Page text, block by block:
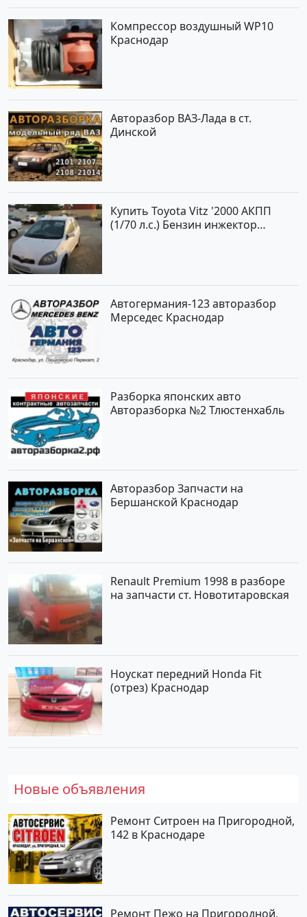
Компрессор воздушный WP10
Краснодар
Авторазбор ВАЗ-Лада в ст.
Динской
Купить Toyota Vitz '2000 АКПП
(1/70 л.с.) Бензин инжектор
Автогермания-123 авторазбор
Мерседес Краснодар
Разборка японских авто
Авторазборка №2 Тлюстенхабль
Авторазбор Запчасти на
Бершанской Краснодар
Renault Premium 1998 в разборе
на запчасти ст. Новотитаровская
Ноускат передний Honda Fit
(отрез) Краснодар
Новые объявления
Ремонт Ситроен на Пригородной,
142 в Краснодаре
Ремонт Пежо на Пригородной,